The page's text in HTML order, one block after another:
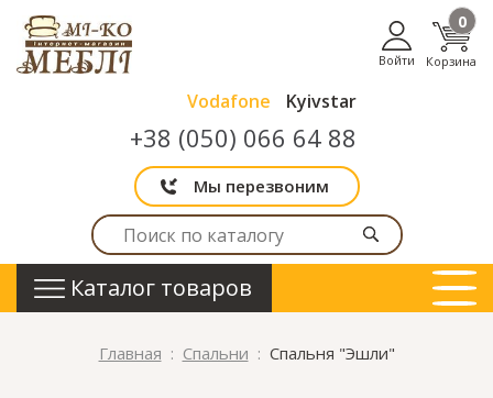
Vodafone Kyivstar
+38 (050) 066 64 88
Мы перезвоним
Войти Корзина
0
Каталог товаров
Главная Спальни Спальня "Эшли"